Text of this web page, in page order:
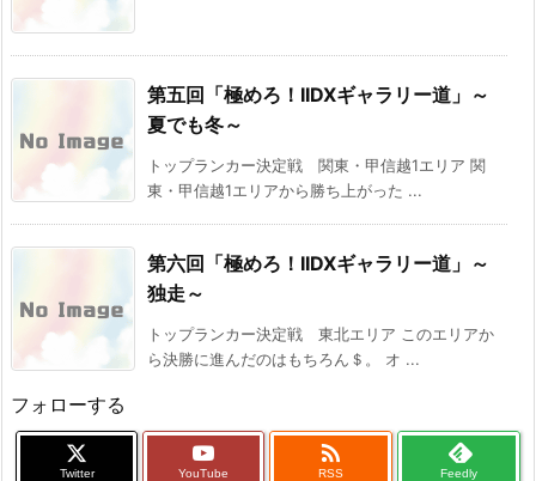
第五回「極めろ！IIDXギャラリー道」～
夏でも冬～
トップランカー決定戦 関東・甲信越1エリア 関
東・甲信越1エリアから勝ち上がった ...
第六回「極めろ！IIDXギャラリー道」～
独走～
トップランカー決定戦 東北エリア このエリアか
ら決勝に進んだのはもちろん＄。 オ ...
フォローする
Twitter YouTube

RSS Feedly